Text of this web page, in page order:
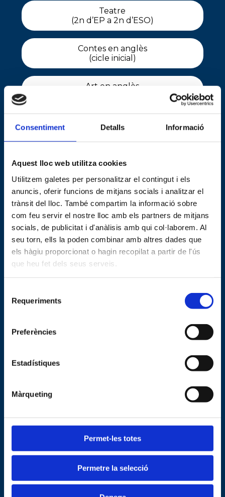
Consentiment Detalls Informació
Aquest lloc web utilitza cookies
Utilitzem galetes per personalitzar el contingut i els
anuncis, oferir funcions de mitjans socials i analitzar el
trànsit del lloc. També compartim la informació sobre
com feu servir el nostre lloc amb els partners de mitjans
socials, de publicitat i d'anàlisis amb qui col·laborem. Al
seu torn, ells la poden combinar amb altres dades que
els hàgiu proporcionat o hagin recopilat a partir de l'ús
que heu fet dels seus serveis.
Requeriments
Preferències
Estadístiques
Màrqueting
Permet-les totes
Permetre la selecció
Teatre
(2n d’EP a 2n d’ESO)
Contes en anglès
(cicle inicial)
Art en anglès
Activitats
lúdic-esportives (ESO)
Jocs de taula (1r d’EP,
Aula d’estudi
(cicle superior)
Activitats organitzades pel gimnàs Dinamis
Bàsquet (cicle
Tarda (després de l’horari escolar)
Activitats Culturals
Escacs